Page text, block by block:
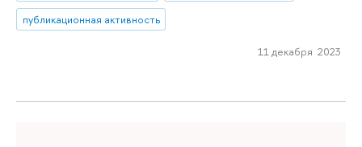
публикационная активность
11 декабря 2023